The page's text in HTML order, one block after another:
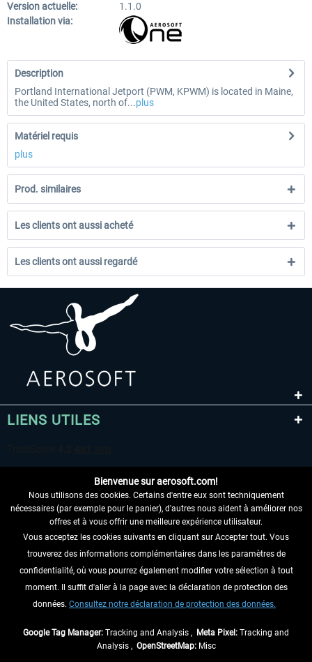
Version actuelle:
1.1.0
Installation via:
Description
Portland International Jetport (PWM, KPWM) is located in Maine,
the United States, north of...plus
Matériel requis
plus
Prod. similaires
Les clients ont aussi acheté
Les clients ont aussi regardé
LIENS UTILES
RENONCER AU CONTRAT ICI
INFORMATIONS
NE MANQUEZ PAS LES DERNIÈRES
Bienvenue sur aerosoft.com!
Nous utilisons des cookies. Certains d'entre eux sont techniquement
nécessaires (par exemple pour le panier), d'autres nous aident à améliorer nos
offres et à vous offrir une meilleure expérience utilisateur.
Vous acceptez les cookies suivants en cliquant sur Accepter tout. Vous
trouverez des informations complémentaires dans les paramètres de
confidentialité, où vous pourrez également modifier votre sélection à tout
moment. Il suffit d'aller à la page avec la déclaration de protection des
données. Consultez notre déclaration de protection des données.
Google Tag Manager: Tracking and Analysis , Meta Pixel: Tracking and
Analysis , OpenStreetMap:Misc